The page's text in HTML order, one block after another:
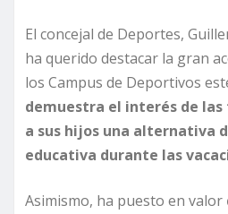
El concejal de Deportes,
ha querido destacar la gran
los Campus de Deportivos
demuestra el interés de
a sus hijos una alternativa
educativa durante las
Asimismo, ha puesto en valor